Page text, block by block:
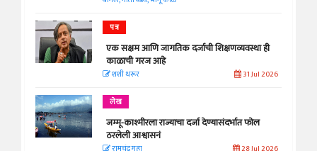
पत्र
एक सक्षम आणि जागतिक दर्जाची शिक्षणव्यवस्था ही
काळाची गरज आहे
शशी थरूर 31 Jul 2026
लेख
जम्मू-काश्मीरला राज्याचा दर्जा देण्यासंदर्भात फोल
ठरलेली आश्वासनं